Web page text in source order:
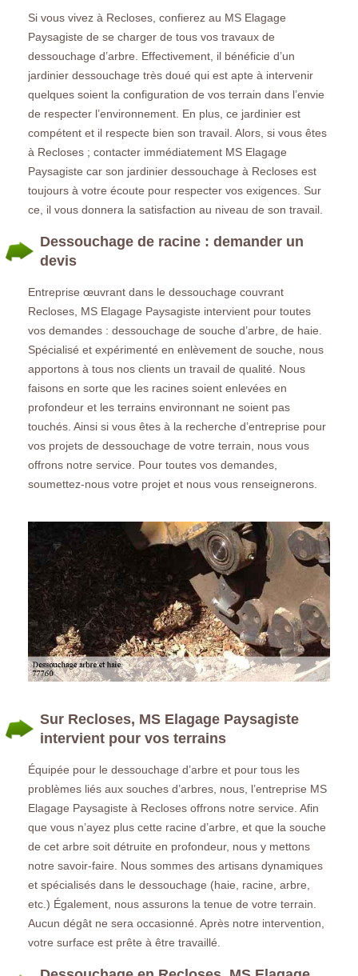
Si vous vivez à Recloses, confierez au MS Elagage
Paysagiste de se charger de tous vos travaux de
dessouchage d’arbre. Effectivement, il bénéficie d’un
jardinier dessouchage très doué qui est apte à intervenir
quelques soient la configuration de vos terrain dans l’envie
de respecter l’environnement. En plus, ce jardinier est
compétent et il respecte bien son travail. Alors, si vous êtes
à Recloses ; contacter immédiatement MS Elagage
Paysagiste car son jardinier dessouchage à Recloses est
toujours à votre écoute pour respecter vos exigences. Sur
ce, il vous donnera la satisfaction au niveau de son travail.
Dessouchage de racine : demander un
devis
Entreprise œuvrant dans le dessouchage couvrant
Recloses, MS Elagage Paysagiste intervient pour toutes
vos demandes : dessouchage de souche d’arbre, de haie.
Spécialisé et expérimenté en enlèvement de souche, nous
apportons à tous nos clients un travail de qualité. Nous
faisons en sorte que les racines soient enlevées en
profondeur et les terrains environnant ne soient pas
touchés. Ainsi si vous êtes à la recherche d’entreprise pour
vos projets de dessouchage de votre terrain, nous vous
offrons notre service. Pour toutes vos demandes,
soumettez-nous votre projet et nous vous renseignerons.
Sur Recloses, MS Elagage Paysagiste
intervient pour vos terrains
Équipée pour le dessouchage d’arbre et pour tous les
problèmes liés aux souches d’arbres, nous, l’entreprise MS
Elagage Paysagiste à Recloses offrons notre service. Afin
que vous n’ayez plus cette racine d’arbre, et que la souche
de cet arbre soit détruite en profondeur, nous y mettons
notre savoir-faire. Nous sommes des artisans dynamiques
et spécialisés dans le dessouchage (haie, racine, arbre,
etc.) Également, nous assurons la tenue de votre terrain.
Aucun dégât ne sera occasionné. Après notre intervention,
votre surface est prête à être travaillé.